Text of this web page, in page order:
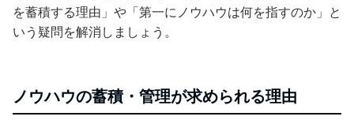
を蓄積する理由」や「第一にノウハウは何を指すのか」と
いう疑問を解消しましょう。
ノウハウの蓄積・管理が求められる理由